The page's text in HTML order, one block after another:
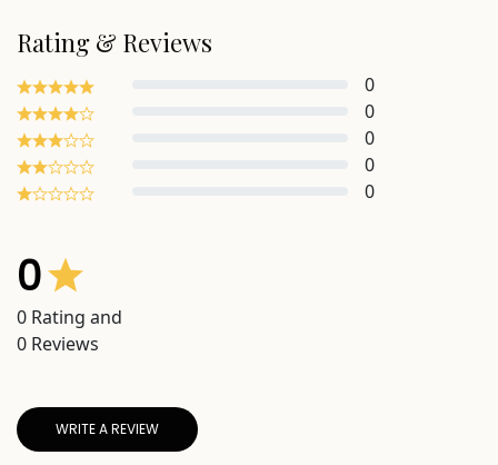
Rating & Reviews
0
0
0
0
0
0
0 Rating and
0 Reviews
WRITE A REVIEW